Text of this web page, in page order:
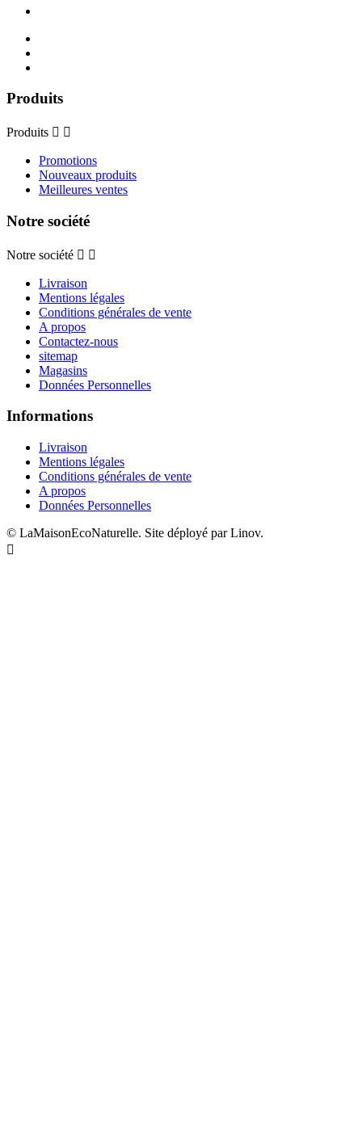
Produits
Produits  
Promotions
Nouveaux produits
Meilleures ventes
Notre société
Notre société  
Livraison
Mentions légales
Conditions générales de vente
A propos
Contactez-nous
sitemap
Magasins
Données Personnelles
Informations
Livraison
Mentions légales
Conditions générales de vente
A propos
Données Personnelles
© LaMaisonEcoNaturelle. Site déployé par Linov.
Designed by uhuPage
